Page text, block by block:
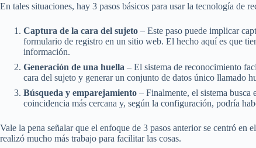
En tales situaciones, hay 3 pasos básicos para usar la tecnología de
Captura de la cara del sujeto – Este paso puede implicar
formulario de registro en un sitio web. El hecho aquí es que
información.
Generación de una huella – El sistema de reconocimiento
cara del sujeto y generar un conjunto de datos único llamado
Búsqueda y emparejamiento – Finalmente, el sistema busca
coincidencia más cercana y, según la configuración, podría
Vale la pena señalar que el enfoque de 3 pasos anterior se centró
realizó mucho más trabajo para facilitar las cosas.